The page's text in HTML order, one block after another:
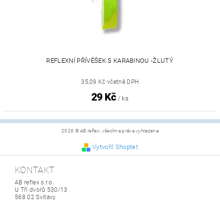
REFLEXNÍ PŘÍVĚŠEK S KARABINOU -ŽLUTÝ
35,09 Kč včetně DPH
29 Kč / ks
2026 © AB reflex, všechna práva vyhrazena
Vytvořil Shoptet
KONTAKT
AB reflex s.r.o.
U Tří dvorů 530/13
568 02 Svitavy